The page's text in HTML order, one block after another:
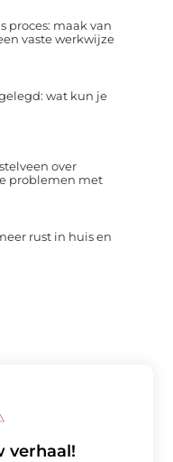
proces: maak van
vaste werkwijze
wat kun je
over
problemen met
rust in huis en
verhaal!